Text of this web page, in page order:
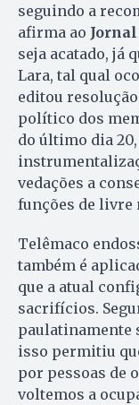
seguindo a
afirma ao Jornal
seja acatado, já
Lara, tal qual
editou
político dos
do último dia
vedações a
funções de livre
Telêmaco
também é
que a atual
sacrifícios.
paulatinamente
isso permitiu
por pessoas de
voltemos a